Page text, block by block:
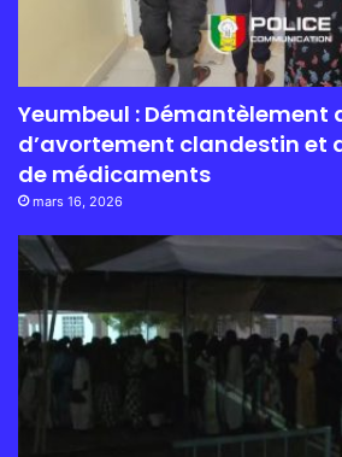
Yeumbeul : Démantèlement
d’avortement clandestin et
de médicaments
mars 16, 2026